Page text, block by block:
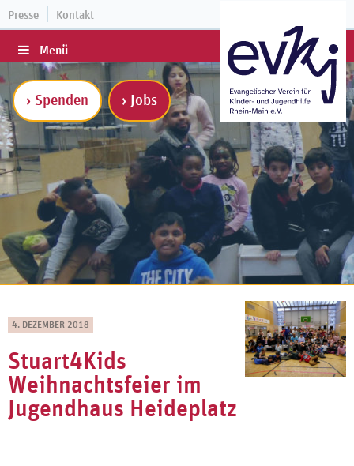
Presse Kontakt
Menü
› Spenden › Jobs
4. DEZEMBER 2018
Stuart4Kids
Weihnachtsfeier im
Jugendhaus Heideplatz